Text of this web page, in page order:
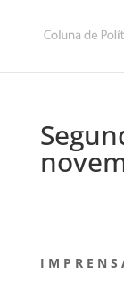
I M P R E N S